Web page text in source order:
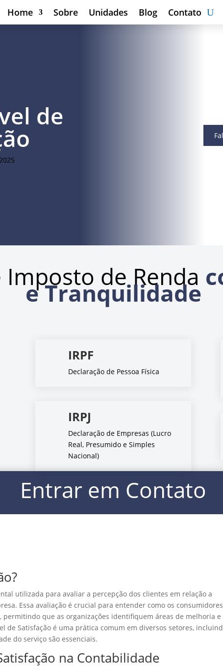
Home Sobre Unidades Blog Contato
de
de Renda
e Tranquilidade
IRPF
Declaração de Pessoa Física
IRPJ
Declaração de Empresas (Lucro
Real, Presumido e Simples
Nacional)
Entrar em Contato
utilizada para avaliar a percepção dos clientes em relação a
Essa avaliação é crucial para entender como os
que as organizações identifiquem áreas de melhoria e
de Satisfação é uma prática comum em diversos setores,
do serviço são essenciais.
na Contabilidade